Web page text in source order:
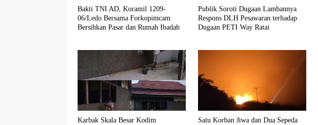
Bakti TNI AD, Koramil 1209-
06/Ledo Bersama Forkopimcam
Bersihkan Pasar dan Rumah Ibadah
Publik Soroti Dugaan Lambannya
Respons DLH Pesawaran terhadap
Dugaan PETI Way Ratai
Karbak Skala Besar Kodim
Satu Korban Jiwa dan Dua Sepeda